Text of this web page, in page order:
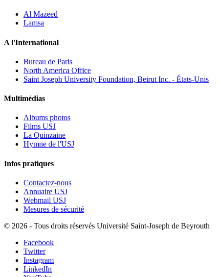
Al Mazeed
Lamsa
A l'International
Bureau de Paris
North America Office
Saint Joseph University Foundation, Beirut Inc. - États-Unis
Multimédias
Albums photos
Films USJ
La Quinzaine
Hymne de l'USJ
Infos pratiques
Contactez-nous
Annuaire USJ
Webmail USJ
Mesures de sécurité
© 2026 - Tous droits réservés Université Saint-Joseph de Beyrouth
Facebook
Twitter
Instagram
LinkedIn